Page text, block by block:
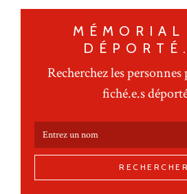
MÉMORIAL
Recherchez les
fiché.e.s
RECHERCHER